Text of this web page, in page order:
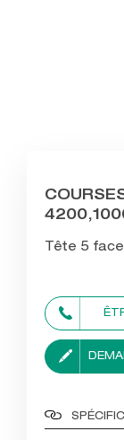
Tête 5